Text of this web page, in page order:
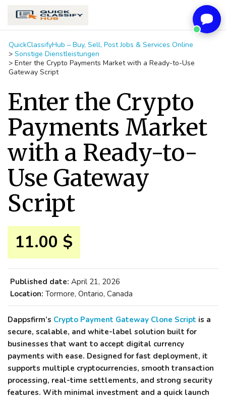
QuickClassifyHub – Buy, Sell, Post Jobs & Services Online
> Sonstige Dienstleistungen
> Enter the Crypto Payments Market with a Ready-to-Use
Gateway Script
Enter the Crypto
Payments Market
with a Ready-to-
Use Gateway
Script
11.00 $
Published date: April 21, 2026
Location: Tormore, Ontario, Canada
Dappsfirm’s Crypto Payment Gateway Clone Script is a
secure, scalable, and white-label solution built for
businesses that want to accept digital currency
payments with ease. Designed for fast deployment, it
supports multiple cryptocurrencies, smooth transaction
processing, real-time settlements, and strong security
features. With minimal investment and a quick launch